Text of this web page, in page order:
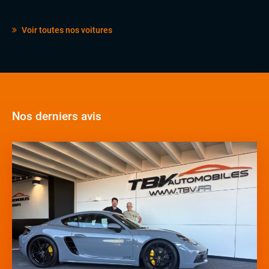
Voir toutes nos voitures
Nos derniers avis